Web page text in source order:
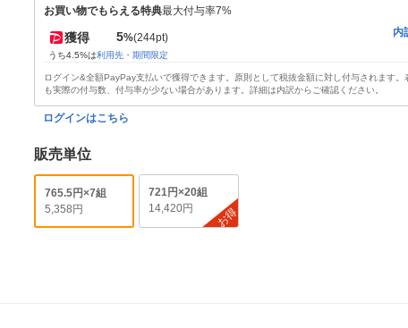
お買い物でもらえる特典最大付与率7%
獲得 5%(244pt)
うち4.5%は利用先・期間限定
内
ログイン&全額PayPay支払いで獲得できます。原則として税抜金額に対し付与されます。
も実際の付与数、付与率が少ない場合があります。詳細は内訳からご確認ください。
ログインはこちら
販売単位
765.5円×7組
5,358円
721円×20組
14,420円
お得